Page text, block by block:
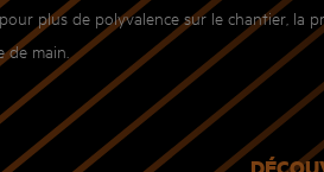
plus de polyvalence sur le chantier, la
de main.